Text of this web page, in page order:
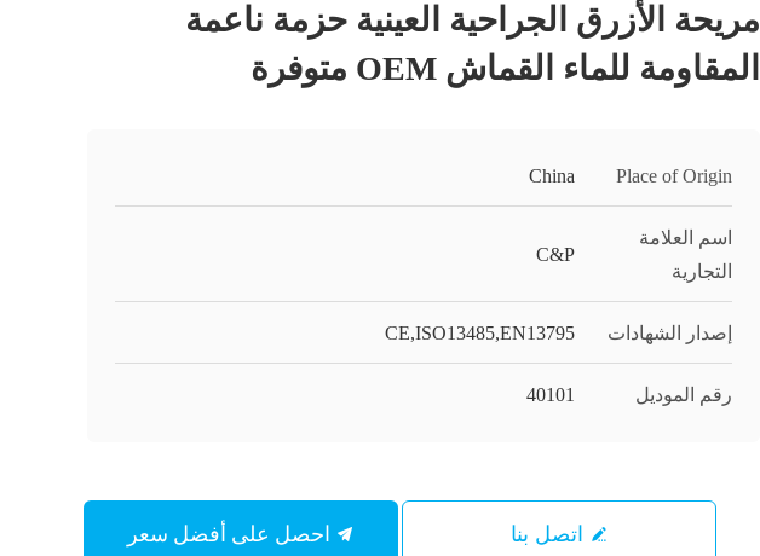
مريحة الأزرق الجراحية العينية حزمة ناعمة
المقاومة للماء القماش OEM متوفرة
Place of Origin
China
اسم العلامة
التجارية
C&P
إصدار الشهادات CE,ISO13485,EN13795
رقم الموديل 40101
اتصل بنا